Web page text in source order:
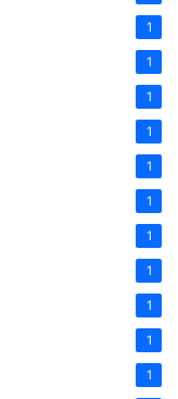
1
1
1
1
1
1
1
1
1
1
1